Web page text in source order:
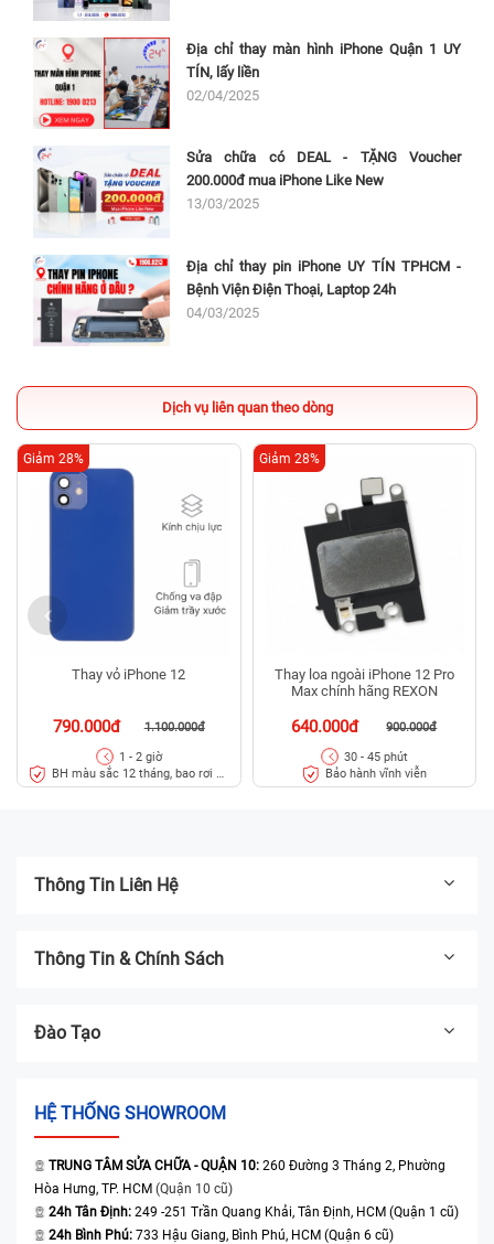
Địa chỉ thay màn hình iPhone Quận 1 UY
TÍN, lấy liền
02/04/2025
Sửa chữa có DEAL - TẶNG Voucher
200.000đ mua iPhone Like New
13/03/2025
Địa chỉ thay pin iPhone UY TÍN TPHCM -
Bệnh Viện Điện Thoại, Laptop 24h
04/03/2025
Dịch vụ liên quan theo dòng
Thay vỏ iPhone 12
790.000đ 1.100.000đ
Giảm 28%
1 - 2 giờ
BH màu sắc 12 tháng, bao rơi vỡ
kính lưng trong 45 ngày
Thay loa ngoài iPhone 12 Pro
Max chính hãng REXON
640.000đ 900.000đ
Giảm 28%
30 - 45 phút
Bảo hành vĩnh viễn
Thông Tin Liên Hệ
Thông Tin & Chính Sách
Đào Tạo
HỆ THỐNG SHOWROOM
TRUNG TÂM SỬA CHỮA - QUẬN 10: 260 Đường 3 Tháng 2, Phường
Hòa Hưng, TP. HCM (Quận 10 cũ)
24h Tân Định: 249 -251 Trần Quang Khải, Tân Định, HCM (Quận 1 cũ)
24h Bình Phú: 733 Hậu Giang, Bình Phú, HCM (Quận 6 cũ)